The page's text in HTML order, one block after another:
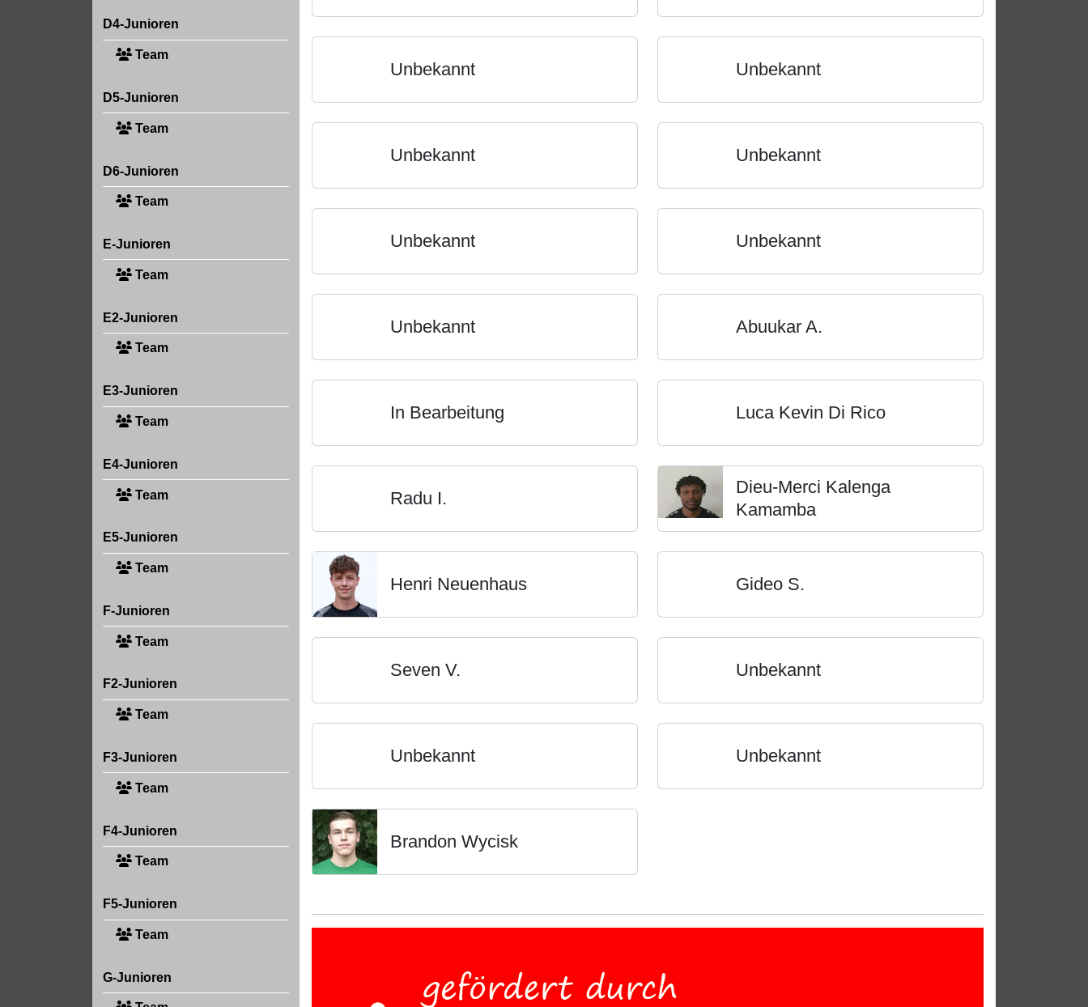
D4-Junioren
Team
D5-Junioren
Team
D6-Junioren
Team
E-Junioren
Team
E2-Junioren
Team
E3-Junioren
Team
E4-Junioren
Team
E5-Junioren
Team
F-Junioren
Team
F2-Junioren
Team
F3-Junioren
Team
F4-Junioren
Team
F5-Junioren
Team
G-Junioren
Unbekannt Unbekannt
Unbekannt Unbekannt
Unbekannt Unbekannt
Unbekannt Abuukar A.
In Bearbeitung Luca Kevin Di Rico
Radu I.
Dieu-Merci Kalenga
Kamamba
Henri Neuenhaus Gideo S.
Seven V. Unbekannt
Unbekannt Unbekannt
Brandon Wycisk